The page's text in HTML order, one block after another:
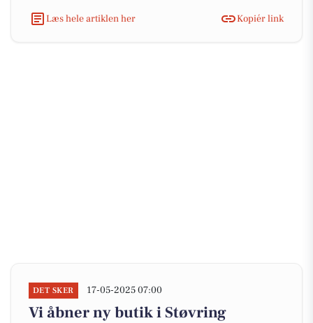
Læs hele artiklen her Kopiér link
DET SKER 17-05-2025 07:00
Vi åbner ny butik i Støvring